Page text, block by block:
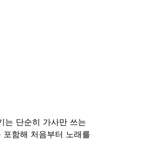
는 단순히 가사만 쓰는
함해 처음부터 노래를